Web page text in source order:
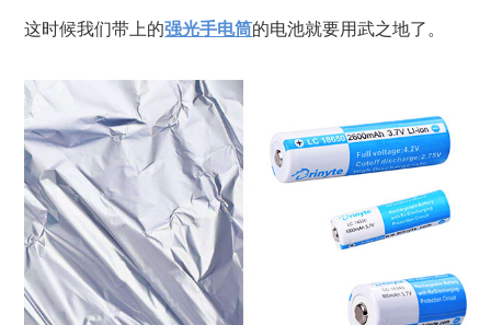
这时候我们带上的强光手电筒的电池就要用武之地了。